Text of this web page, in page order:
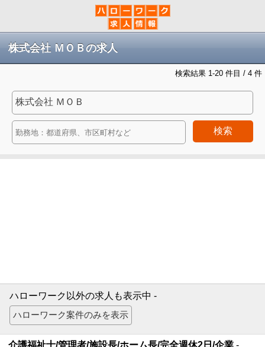
株式会社 ＭＯＢの求人
検索結果 1-20 件目 / 4 件
検索
ハローワーク以外の求人も表示中 -
介護福祉士/管理者/施設長/ホーム長/完全週休2日/企業 -